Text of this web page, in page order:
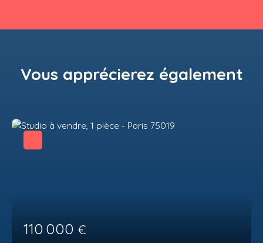
Vous apprécierez également
110 000 €